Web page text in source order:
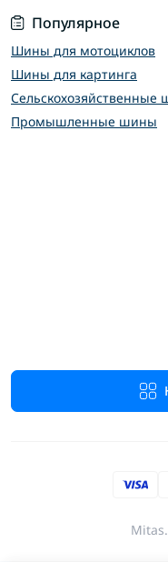
Популярное
Шины для мотоциклов
Шины для картинга
Сельскохозяйственные
Промышленные шины